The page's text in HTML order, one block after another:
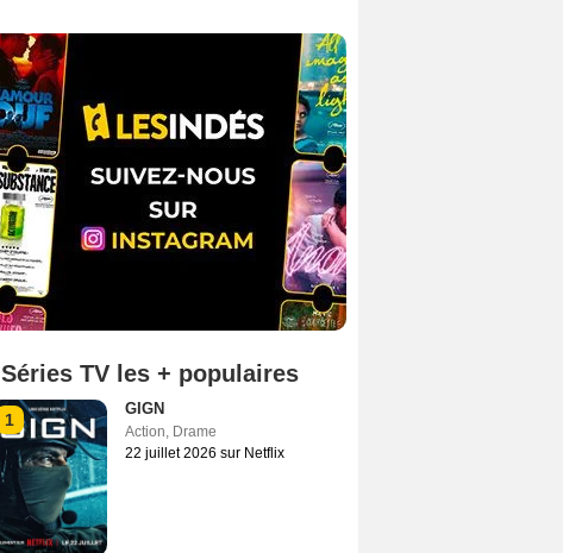
Séries TV les + populaires
1
GIGN
Action, Drame
22 juillet 2026 sur Netflix